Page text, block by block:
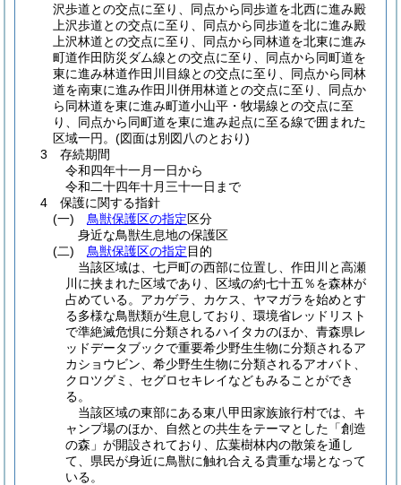
沢歩道との交点に至り、同点から同歩道を北西に進み殿
上沢歩道との交点に至り、同点から同歩道を北に進み殿
上沢林道との交点に至り、同点から同林道を北東に進み
町道作田防災ダム線との交点に至り、同点から同町道を
東に進み林道作田川目線との交点に至り、同点から同林
道を南東に進み作田川併用林道との交点に至り、同点か
ら同林道を東に進み町道小山平・牧場線との交点に至
り、同点から同町道を東に進み起点に至る線で囲まれた
区域一円。 (図面は別図八のとおり)
3 存続期間
令和四年十一月一日から
令和二十四年十月三十一日まで
4 保護に関する指針
(一)
鳥獣保護区の指定区分
身近な鳥獣生息地の保護区
(二)
鳥獣保護区の指定目的
当該区域は、七戸町の西部に位置し、作田川と高瀬
川に挟まれた区域であり、区域の約七十五％を森林が
占めている。アカゲラ、カケス、ヤマガラを始めとす
る多様な鳥獣類が生息しており、環境省レッドリスト
で準絶滅危惧に分類されるハイタカのほか、青森県レ
ッドデータブックで重要希少野生生物に分類されるア
カショウビン、希少野生生物に分類されるアオバト、
クロツグミ、セグロセキレイなどもみることができ
る。
当該区域の東部にある東八甲田家族旅行村では、キ
ャンプ場のほか、自然との共生をテーマとした「創造
の森」が開設されており、広葉樹林内の散策を通し
て、県民が身近に鳥獣に触れ合える貴重な場となって
いる。